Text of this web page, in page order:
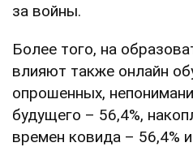
за войны.
Более того, на
влияют также онлайн
опрошенных,
будущего – 56,4%,
времен ковида – 56,4%